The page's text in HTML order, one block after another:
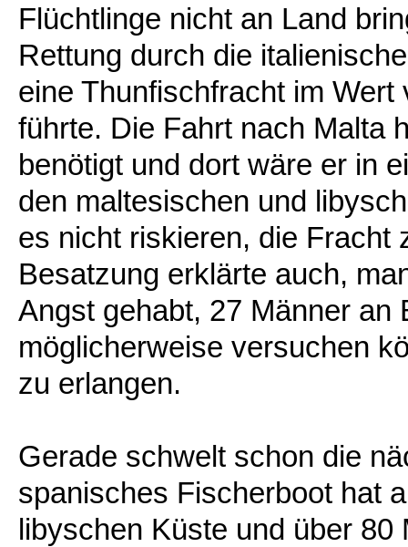
Flüchtlinge nicht an Land
Rettung durch die
eine Thunfischfracht im
führte. Die Fahrt nach Malta
benötigt und dort wäre er in
den maltesischen und
es nicht riskieren, die Fracht
Besatzung erklärte auch,
Angst gehabt, 27 Männer an
möglicherweise versuchen
zu erlangen.
Gerade schwelt schon die
spanisches Fischerboot hat
libyschen Küste und über